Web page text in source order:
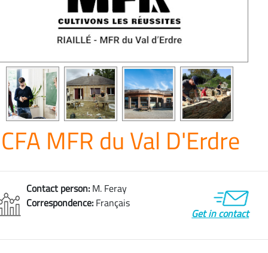
CFA MFR du Val D'Erdre
Contact person: M. Feray
Correspondence: Français
Get in contact